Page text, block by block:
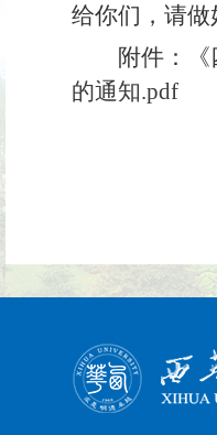
给你们，请
附件：
的通知.pdf